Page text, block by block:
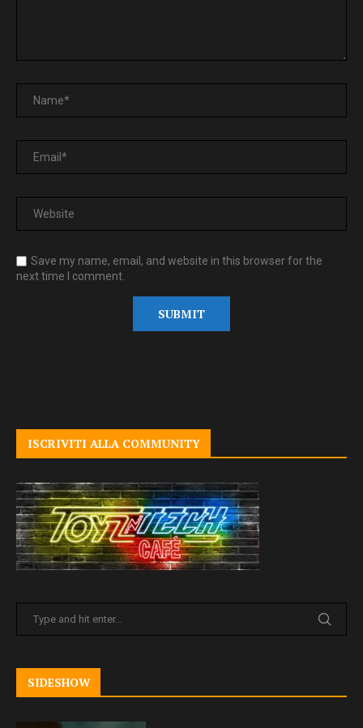
Save my name, email, and website in this browser for the
next time I comment.
ISCRIVITI ALLA COMMUNITY
SIDESHOW